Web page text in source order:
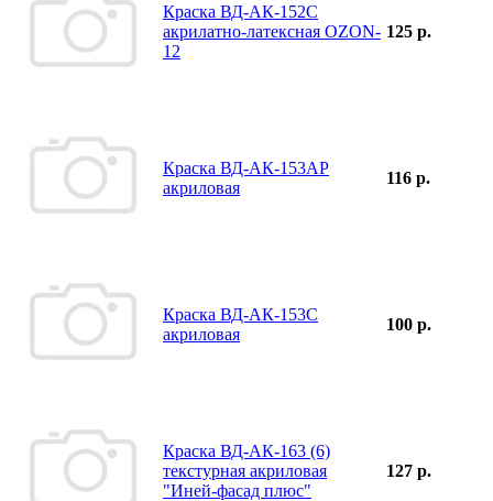
Краска ВД-АК-152С
акрилатно-латексная OZON-
12
125 р.
Краска ВД-АК-153АР
акриловая
116 р.
Краска ВД-АК-153С
акриловая
100 р.
Краска ВД-АК-163 (6)
текстурная акриловая
"Иней-фасад плюс"
127 р.